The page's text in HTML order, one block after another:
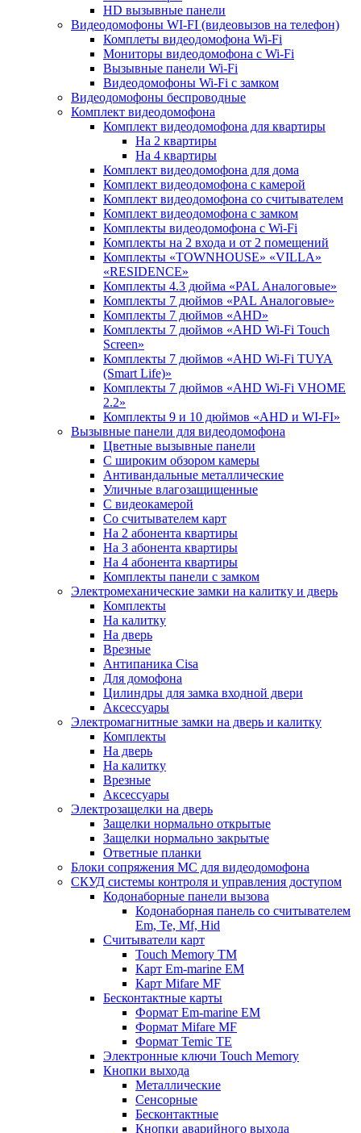
HD вызывные панели
Видеодомофоны WI-FI (видеовызов на телефон)
Комплеты видеодомофона Wi-Fi
Мониторы видеодомофона с Wi-Fi
Вызывные панели Wi-Fi
Видеодомофоны Wi-Fi с замком
Видеодомофоны беспроводные
Комплект видеодомофона
Комплект видеодомофона для квартиры
На 2 квартиры
На 4 квартиры
Комплект видеодомофона для дома
Комплект видеодомофона с камерой
Комплект видеодомофона со считывателем
Комплект видеодомофона c замком
Комплекты видеодомофона с Wi-Fi
Комплекты на 2 входа и от 2 помещений
Комплекты «TOWNHOUSE» «VILLA»
«RESIDENCE»
Комплекты 4.3 дюйма «PAL Аналоговые»
Комплекты 7 дюймов «PAL Аналоговые»
Комплекты 7 дюймов «AHD»
Комплекты 7 дюймов «AHD Wi-Fi Touch
Screen»
Комплекты 7 дюймов «AHD Wi-Fi TUYA
(Smart Life)»
Комплекты 7 дюймов «AHD Wi-Fi VHOME
2.2»
Комплекты 9 и 10 дюймов «AHD и WI-FI»
Вызывные панели для видеодомофона
Цветные вызывные панели
С широким обзором камеры
Антивандальные металлические
Уличные влагозащищенные
С видеокамерой
Со считывателем карт
На 2 абонента квартиры
На 3 абонента квартиры
На 4 абонента квартиры
Комплекты панели с замком
Электромеханические замки на калитку и дверь
Комплекты
На калитку
На дверь
Врезные
Антипаника Cisa
Для домофона
Цилиндры для замка входной двери
Аксессуары
Электромагнитные замки на дверь и калитку
Комплекты
На дверь
На калитку
Врезные
Аксессуары
Электрозащелки на дверь
Защелки нормально открытые
Защелки нормально закрытые
Ответные планки
Блоки сопряжения МС для видеодомофона
СКУД системы контроля и управления доступом
Кодонаборные панели вызова
Кодонаборная панель со считывателем
Em, Te, Mf, Hid
Считыватели карт
Touch Memory TM
Карт Em-marine EM
Карт Mifare MF
Бесконтактные карты
Формат Em-marine EM
Формат Mifare MF
Формат Temic TE
Электронные ключи Touch Memory
Кнопки выхода
Металлические
Сенсорные
Бесконтактные
Кнопки аварийного выхода